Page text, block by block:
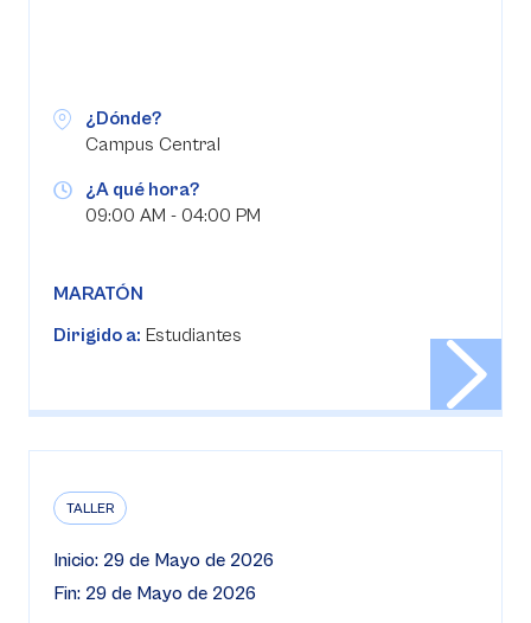
¿Dónde?
Campus Central
¿A qué hora?
09:00 AM - 04:00 PM
MARATÓN
Dirigido a: Estudiantes
TALLER
Inicio: 29 de Mayo de 2026
Fin: 29 de Mayo de 2026